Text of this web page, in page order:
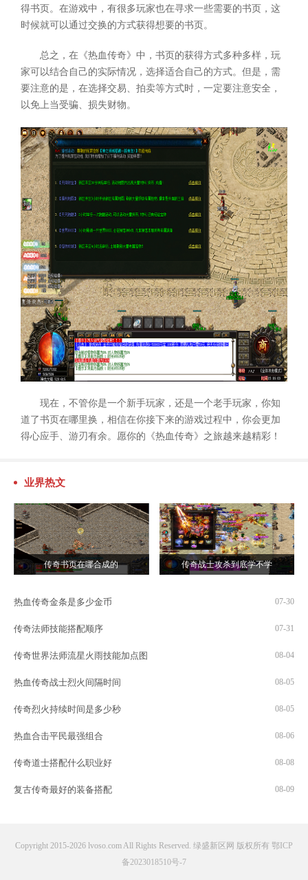
得书页。在游戏中，有很多玩家也在寻求一些需要的书页，这
时候就可以通过交换的方式获得想要的书页。
总之，在《热血传奇》中，书页的获得方式多种多样，玩
家可以结合自己的实际情况，选择适合自己的方式。但是，需
要注意的是，在选择交易、拍卖等方式时，一定要注意安全，
以免上当受骗、损失财物。
现在，不管你是一个新手玩家，还是一个老手玩家，你知
道了书页在哪里换，相信在你接下来的游戏过程中，你会更加
得心应手、游刃有余。愿你的《热血传奇》之旅越来越精彩！
业界热文
传奇书页在哪合成的 传奇战士攻杀到底学不学
热血传奇金条是多少金币 07-30
传奇法师技能搭配顺序 07-31
传奇世界法师流星火雨技能加点图 08-04
热血传奇战士烈火间隔时间 08-05
传奇烈火持续时间是多少秒 08-05
热血合击平民最强组合 08-06
传奇道士搭配什么职业好 08-08
复古传奇最好的装备搭配 08-09
Copyright 2015-2026 lvoso.com All Rights Reserved. 绿盛新区网 版权所有 鄂ICP
备2023018510号-7